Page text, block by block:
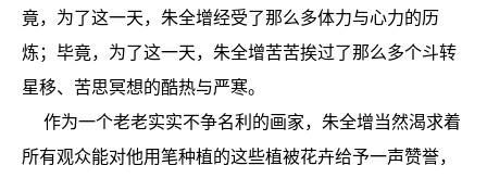
竟，为了这一天，朱全增经受了那么多体力与心力的历
炼；毕竟，为了这一天，朱全增苦苦挨过了那么多个斗转
星移、苦思冥想的酷热与严寒。
作为一个老老实实不争名利的画家，朱全增当然渴求着
所有观众能对他用笔种植的这些植被花卉给予一声赞誉，